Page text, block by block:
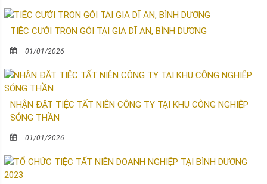
TIỆC CƯỚI TRỌN GÓI TẠI GIA DĨ AN, BÌNH DƯƠNG
01/01/2026
NHẬN ĐẶT TIỆC TẤT NIÊN CÔNG TY TẠI KHU CÔNG NGHIỆP
SÓNG THẦN
01/01/2026